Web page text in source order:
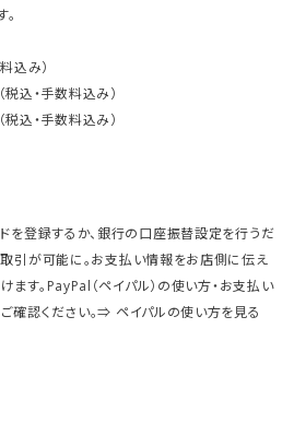
込み）
込・手数料込み）
込・手数料込み）
ドを登録するか、銀行の口座振替設定を行うだ
引が可能に。お支払い情報をお店側に伝え
ます。PayPal（ペイパル）の使い方・お支払い
確認ください。⇒ ペイパルの使い方を見る